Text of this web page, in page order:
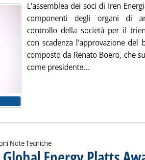
L'assemblea dei soci di Iren
componenti degli organi di
controllo della società per il
con scadenza l'approvazione del
composto da Renato Boero, che
come presidente...
Note Tecniche